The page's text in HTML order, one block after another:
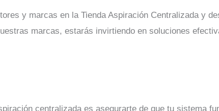
y marcas en la Tienda Aspiración Centralizada y
marcas, estarás invirtiendo en soluciones
centralizada es asegurarte de que tu sistema